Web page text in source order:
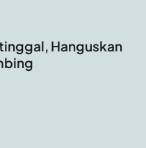
Hanguskan